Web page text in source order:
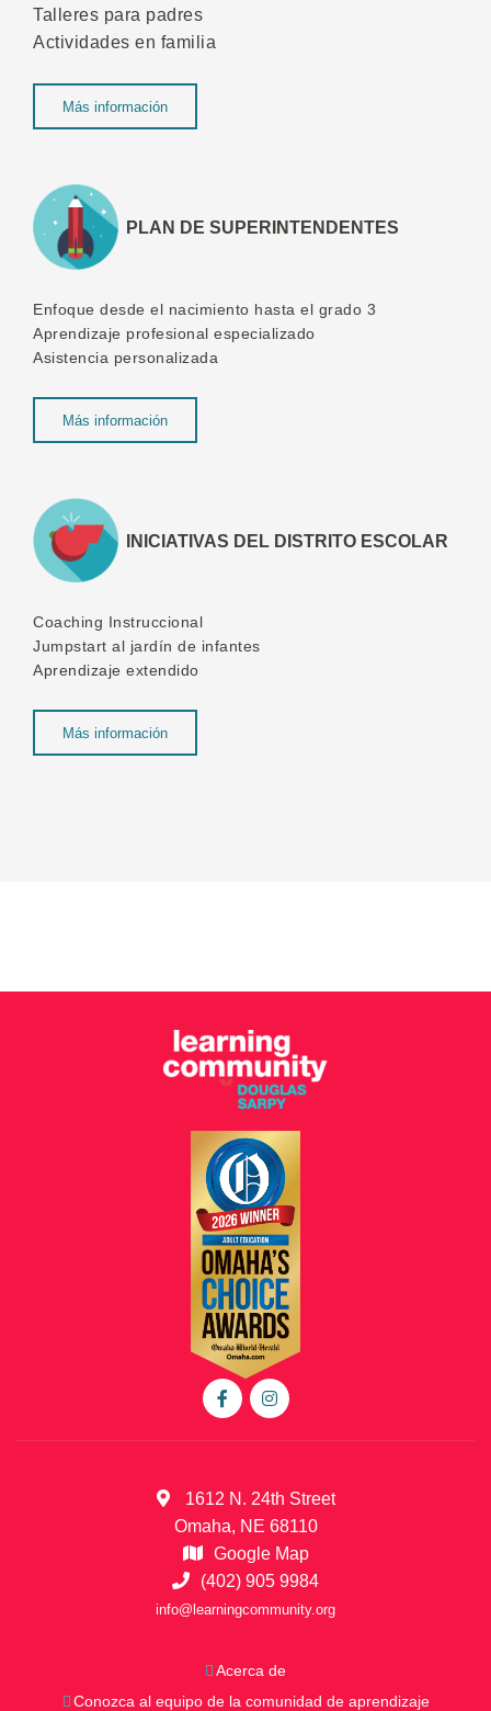
Talleres para padres
Actividades en familia
Más información
PLAN DE SUPERINTENDENTES
Enfoque desde el nacimiento hasta el grado 3
Aprendizaje profesional especializado
Asistencia personalizada
Más información
INICIATIVAS DEL DISTRITO ESCOLAR
Coaching Instruccional
Jumpstart al jardín de infantes
Aprendizaje extendido
Más información
1612 N. 24th Street
Omaha, NE 68110
Google Map
(402) 905 9984
info@learningcommunity.org
Acerca de
Conozca al equipo de la comunidad de aprendizaje